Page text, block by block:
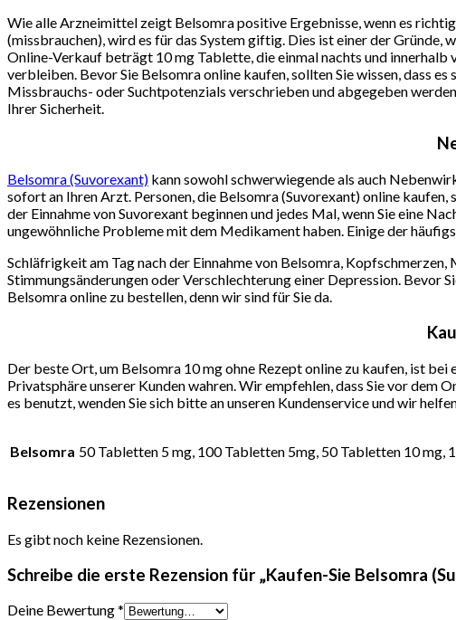
Wie alle Arzneimittel zeigt Belsomra positive Ergebnisse, wenn es
(missbrauchen), wird es für das System giftig. Dies ist einer der
Online-Verkauf beträgt 10 mg Tablette, die einmal nachts und
verbleiben. Bevor Sie Belsomra online kaufen, sollten Sie wissen, dass
Missbrauchs- oder Suchtpotenzials verschrieben und abgegeben
Ihrer Sicherheit.
Belsomra (Suvorexant) kann sowohl schwerwiegende als auch
sofort an Ihren Arzt. Personen, die Belsomra (Suvorexant) online
der Einnahme von Suvorexant beginnen und jedes Mal, wenn Sie eine
ungewöhnliche Probleme mit dem Medikament haben. Einige der
Schläfrigkeit am Tag nach der Einnahme von Belsomra,
Stimmungsänderungen oder Verschlechterung einer Depression. Bevor
Belsomra online zu bestellen, denn wir sind für Sie da.
Der beste Ort, um Belsomra 10 mg ohne Rezept online zu kaufen, ist
Privatsphäre unserer Kunden wahren. Wir empfehlen, dass Sie vor dem
es benutzt, wenden Sie sich bitte an unseren Kundenservice und wir
Belsomra 50 Tabletten 5 mg, 100 Tabletten 5mg, 50 Tabletten 10
Rezensionen
Es gibt noch keine Rezensionen.
Schreibe die erste Rezension für „Kaufen-Sie Belsomra
Deine Bewertung*